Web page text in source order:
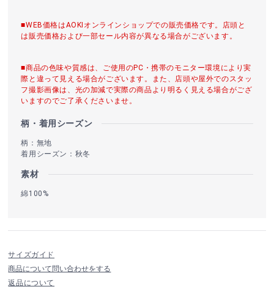
■WEB価格はAOKIオンラインショップでの販売価格です。店頭と
は販売価格および一部セール内容が異なる場合がございます。
■商品の色味や質感は、ご使用のPC・携帯のモニター環境により実
際と違って見える場合がございます。また、店頭や屋外でのスタッ
フ撮影画像は、光の加減で実際の商品より明るく見える場合がござ
いますのでご了承くださいませ。
柄・着用シーズン
柄：無地
着用シーズン：秋冬
素材
綿100%
サイズガイド
商品について問い合わせをする
返品について